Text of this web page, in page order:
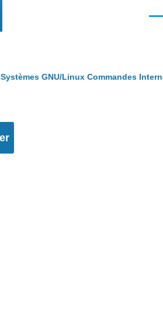
Systèmes GNU/Linux Commandes